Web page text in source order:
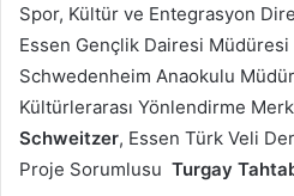
Spor, Kültür ve Entegrasyon
Essen Gençlik Dairesi Müdüresi
Schwedenheim Anaokulu
Kültürlerarası Yönlendirme
Schweitzer, Essen Türk Veli
Proje Sorumlusu Turgay